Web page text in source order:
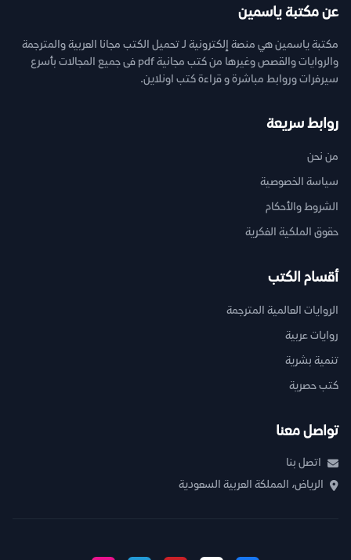
عن مكتبة ياسمين
مكتبة ياسمين هي منصة إلكترونية لـ تحميل الكتب مجانا العربية والمترجمة
والروايات والقصص وغيرها من كتب مجانية pdf فى جميع المجالات بأسرع
سيرفرات وروابط مباشرة و قراءة كتب اونلاين.
روابط سريعة
من نحن
سياسة الخصوصية
الشروط والأحكام
حقوق الملكية الفكرية
أقسام الكتب
الروايات العالمية المترجمة
روايات عربية
تنمية بشرية
كتب حصرية
تواصل معنا
اتصل بنا
الرياض، المملكة العربية السعودية